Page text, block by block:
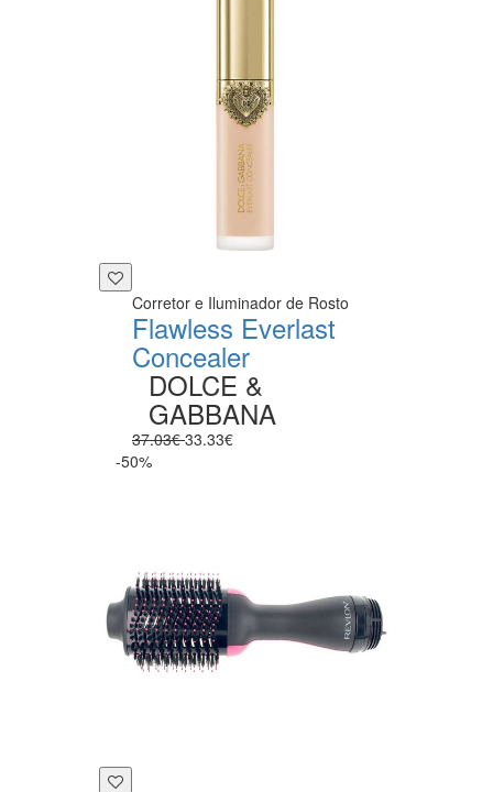
Corretor e Iluminador de Rosto
Flawless Everlast
Concealer
DOLCE &
GABBANA
37.03€33.33€
-50%